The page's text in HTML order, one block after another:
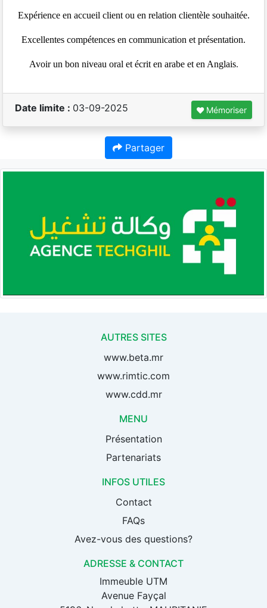
Expérience en accueil client ou en relation clientèle souhaitée.
Excellentes compétences en communication et présentation.
Avoir un bon niveau oral et écrit en arabe et en Anglais.
Date limite : 03-09-2025 Mémoriser
Partager
AUTRES SITES
www.beta.mr
www.rimtic.com
www.cdd.mr
MENU
Présentation
Partenariats
INFOS UTILES
Contact
FAQs
Avez-vous des questions?
ADRESSE & CONTACT
Immeuble UTM
Avenue Fayçal